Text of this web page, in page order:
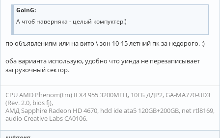
GoinG:
А чтоб наверняка - целый компуктер!)
по объявлениям или на вито \ зон 10-15 летний пк за недорого. :)
оба варианта использую, удобно что уинда не перезаписывает
загрузочный сектор.
CPU AMD Phenom(tm) II X4 955 3200МГЦ, 10ГБ ДДР2, GA-MA770-UD3
(Rev. 2.0, bios fj),
АМД Sapphire Radeon HD 4670, hdd ide ata5 120GB+200GB, net rtl8169,
audio Creative Labs CA0106.